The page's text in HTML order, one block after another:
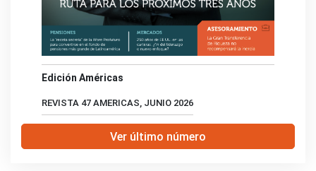
Edición Américas
REVISTA 47 AMERICAS, JUNIO 2026
Ver último número